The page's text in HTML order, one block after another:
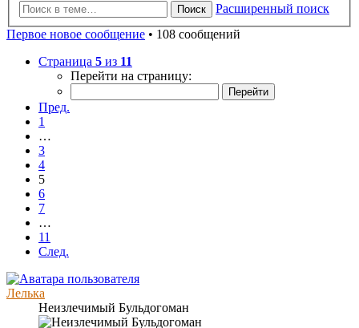
Поиск
Расширенный поиск
Первое новое сообщение • 108 сообщений
Страница 5 из 11
Перейти на страницу:
Пред.
1
…
3
4
5
6
7
…
11
След.
Лелька
Неизлечимый Бульдогоман